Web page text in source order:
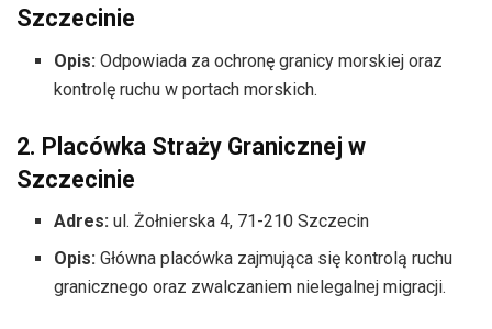
Szczecinie
Opis: Odpowiada za ochronę granicy morskiej oraz
kontrolę ruchu w portach morskich.
2. Placówka Straży Granicznej w
Szczecinie
Adres: ul. Żołnierska 4, 71-210 Szczecin
Opis: Główna placówka zajmująca się kontrolą ruchu
granicznego oraz zwalczaniem nielegalnej migracji.